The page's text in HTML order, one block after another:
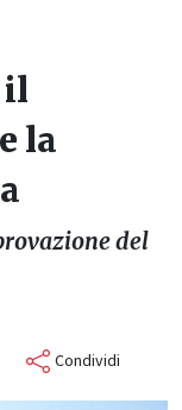
il
la
del
Condividi